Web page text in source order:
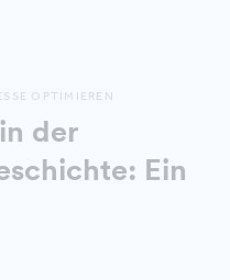
OPTIMIEREN
der
Ein